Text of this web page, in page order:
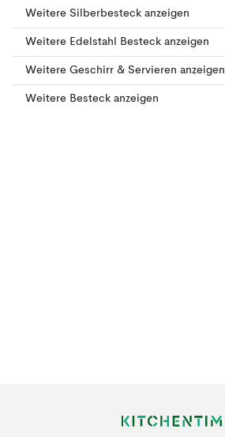
Weitere Silberbesteck anzeigen
Weitere Edelstahl Besteck anzeigen
Weitere Geschirr & Servieren anzeigen
Weitere Besteck anzeigen